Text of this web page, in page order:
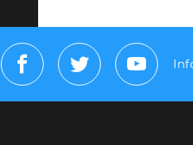
FacebookTwitter